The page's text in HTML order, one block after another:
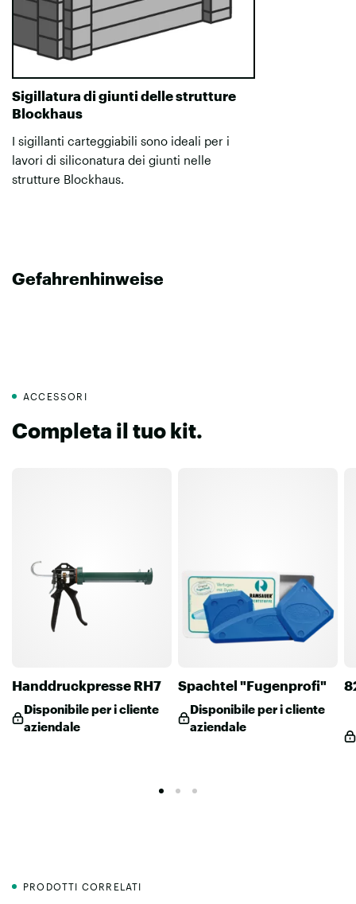
Sigillatura di giunti delle strutture
Blockhaus
I sigillanti carteggiabili sono ideali per i
lavori di siliconatura dei giunti nelle
strutture Blockhaus.
Gefahrenhinweise
ACCESSORI
Completa il tuo kit.
Handdruckpresse RH7
Disponibile per i cliente
aziendale
Spachtel "Fugenprofi"
Disponibile per i cliente
aziendale
PRODOTTI CORRELATI